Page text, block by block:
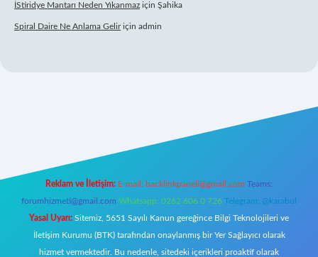
İStiridye Mantarı Neden Yıkanmaz için Şahika
Spiral Daire Ne Anlama Geliriçin admin
Reklam ve İletişim: E-mail: backlinkpaneli@gmail.com Teams:
forumhizmeti@gmail.com Whatsapp: 0262 606 0 726 Telegram: @karabul
Yasal Uyarı: Sitemiz, 5651 Sayılı Kanun gereğince Bilgi Teknolojileri ve
İletişim Kurumu (BTK) tarafından onaylanmış bir Yer Sağlayıcı olarak
hizmet vermektedir. Bu nedenle, sitedeki içerikleri proaktif olarak